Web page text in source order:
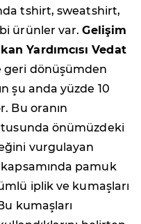
tshirt, sweatshirt,
ürünler var.Gelişim
Yardımcısı Vedat
dönüşümden
şu anda yüzde 10
Bu oranın
önümüzdeki
vurgulayan
pamuk
iplik ve kumaşları
kumaşları